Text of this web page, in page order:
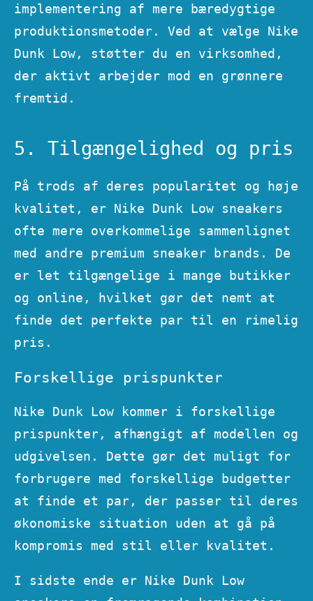
implementering af mere bæredygtige
produktionsmetoder. Ved at vælge Nike
Dunk Low, støtter du en virksomhed,
der aktivt arbejder mod en grønnere
fremtid.
5. Tilgængelighed og pris
På trods af deres popularitet og høje
kvalitet, er Nike Dunk Low sneakers
ofte mere overkommelige sammenlignet
med andre premium sneaker brands. De
er let tilgængelige i mange butikker
og online, hvilket gør det nemt at
finde det perfekte par til en rimelig
pris.
Forskellige prispunkter
Nike Dunk Low kommer i forskellige
prispunkter, afhængigt af modellen og
udgivelsen. Dette gør det muligt for
forbrugere med forskellige budgetter
at finde et par, der passer til deres
økonomiske situation uden at gå på
kompromis med stil eller kvalitet.
I sidste ende er Nike Dunk Low